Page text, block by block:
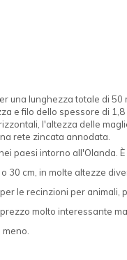
una lunghezza totale di 50
e filo dello spessore di
l'altezza delle
rete zincata annodata.
paesi intorno all'Olanda.
30 cm, in molte altezze
le recinzioni per
molto interessante